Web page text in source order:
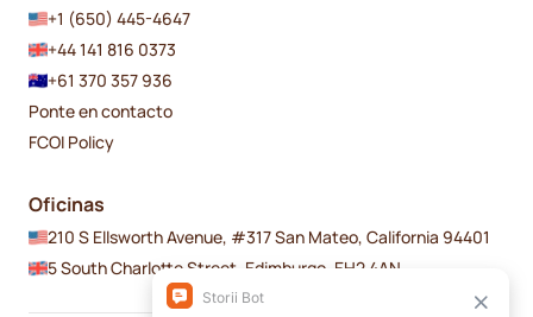
+1 (650) 445-4647
+44 141 816 0373
+61 370 357 936
Ponte en contacto
FCOI Policy
Oficinas
210 S Ellsworth Avenue, #317 San Mateo, California 94401
5 South Charlotte Street, Edimburgo, EH2 4AN